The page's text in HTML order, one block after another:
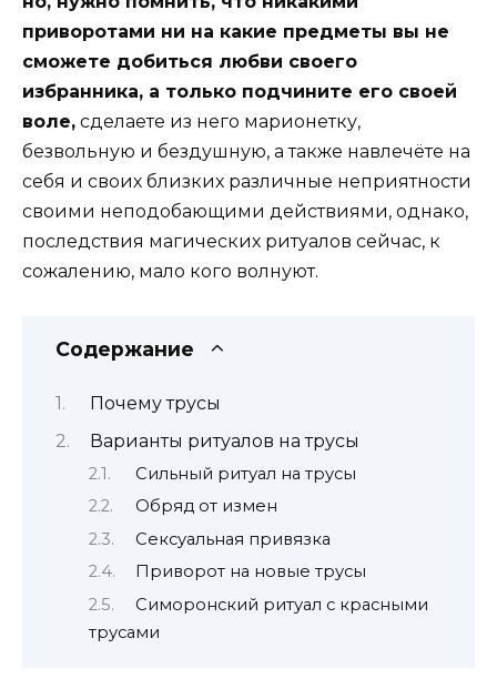
приворотами ни на какие предметы вы не
сможете добиться любви своего
избранника, а только подчините его своей
воле, сделаете из него марионетку,
безвольную и бездушную, а также навлечёте на
себя и своих близких различные неприятности
своими неподобающими действиями, однако,
последствия магических ритуалов сейчас, к
сожалению, мало кого волнуют.
Содержание
Почему трусы
Варианты ритуалов на трусы
Сильный ритуал на трусы
Обряд от измен
Сексуальная привязка
Приворот на новые трусы
Симоронский ритуал с красными
трусами